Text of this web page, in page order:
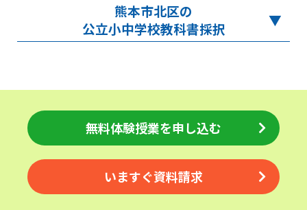
熊本市北区の
公立小中学校教科書採択
無料体験授業を申し込む
いますぐ資料請求